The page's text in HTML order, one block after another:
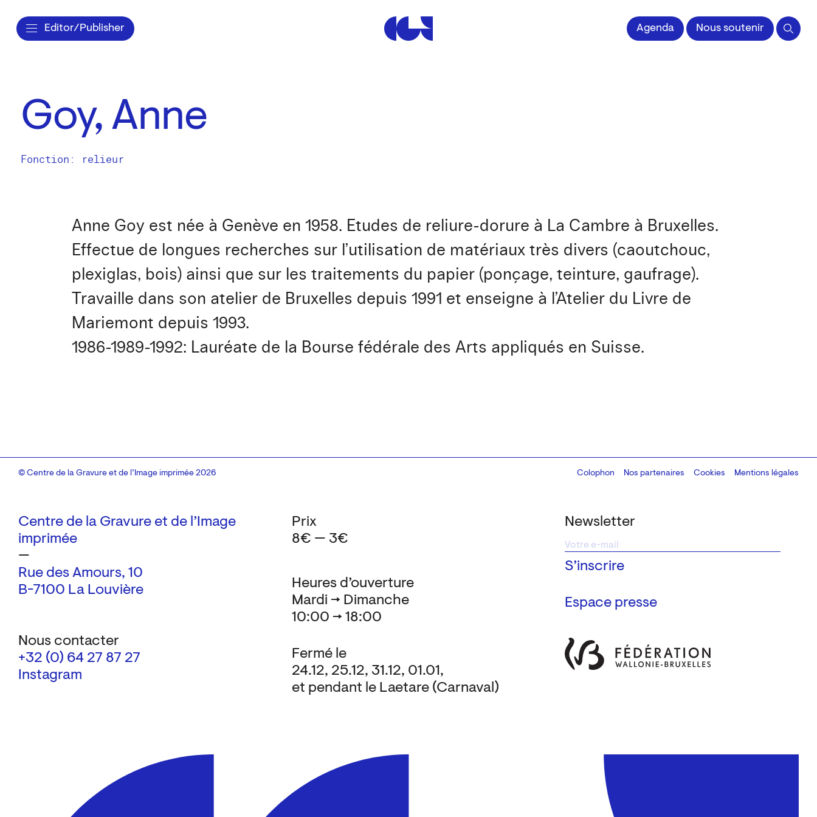
Editor/Publisher Centre de la Gravure et de l'Image impriméeAgenda Nous soutenir
Goy, Anne
Fonction: relieur
Anne Goy est née à Genève en 1958. Etudes de reliure-dorure à La Cambre à Bruxelles.
Effectue de longues recherches sur l’utilisation de matériaux très divers (caoutchouc,
plexiglas, bois) ainsi que sur les traitements du papier (ponçage, teinture, gaufrage).
Travaille dans son atelier de Bruxelles depuis 1991 et enseigne à l’Atelier du Livre de
Mariemont depuis 1993.
1986-1989-1992: Lauréate de la Bourse fédérale des Arts appliqués en Suisse.
Centre de la Gravure et de l’Image
imprimée
—
Rue des Amours, 10
B-7100 La Louvière
Nous contacter
+32 (0) 64 27 87 27
Instagram
Newsletter
Espace presse
Heures d’ouverture
Mardi → Dimanche
10:00 → 18:00
Fermé le
24.12, 25.12, 31.12, 01.01,
et pendant le Laetare (Carnaval)
Prix
8€ — 3€
© Centre de la Gravure et de l’Image imprimée 2026 Colophon
Design:Marcel Kaczmarek, code:8080.studio
Nos partenaires Cookies Mentions légales